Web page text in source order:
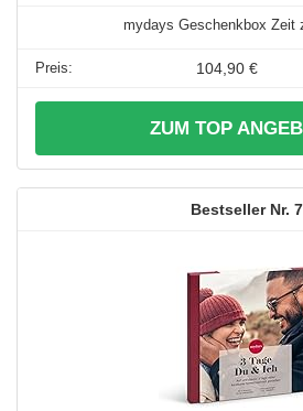
mydays Geschenkbox Zeit
104,90 €
ZUM TOP
7